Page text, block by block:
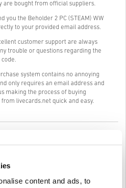
content and ads, to
are bought from official suppliers.
you the Beholder 2 PC (STEAM) WW
to your provided email address.
customer support are always
trouble or questions regarding the
code.
system contains no annoying
only requires an email address and
making the process of buying
from livecards.net quick and easy.
budú doručené pred